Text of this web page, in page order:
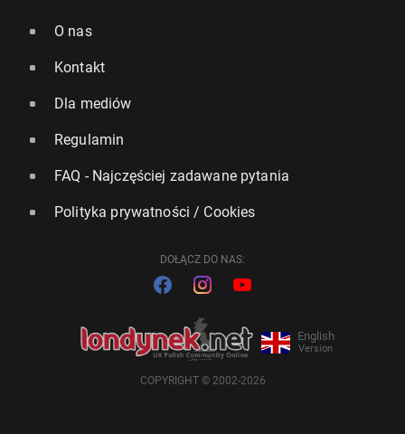
O nas
Kontakt
Dla mediów
Regulamin
FAQ - Najczęściej zadawane pytania
Polityka prywatności / Cookies
DOŁĄCZ DO NAS:
English
Version
COPYRIGHT © 2002-2026